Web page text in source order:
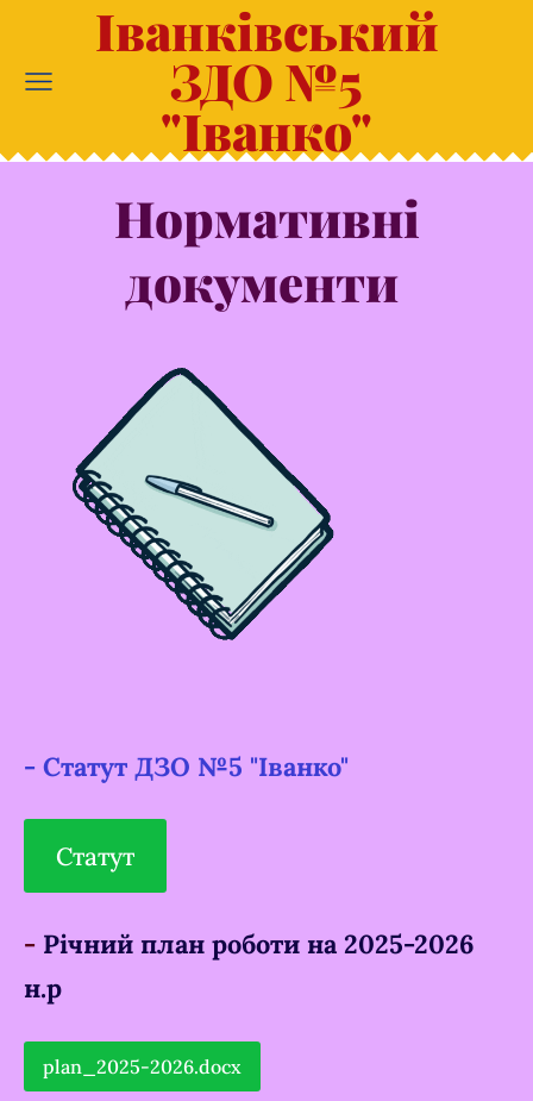
Іванківський
ЗДО №5
"Іванко"
Нормативні
документи
- Статут ДЗО №5 "Іванко"
Статут
- Річний план роботи на 2025-2026
н.р
plan_2025-2026.docx